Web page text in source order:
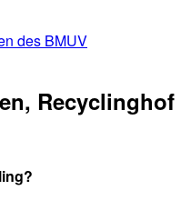
des BMUV
Recyclinghof